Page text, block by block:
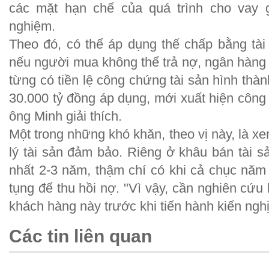
các mặt hạn chế của quá trình cho vay
nghiệm.
Theo đó, có thể áp dụng thế chấp bằng
nếu người mua không thể trả nợ, ngân
từng có tiền lệ công chứng tài sản hình
30.000 tỷ đồng áp dụng, mới xuất hiện
ông Minh giải thích.
Một trong những khó khăn, theo vị này, là
lý tài sản đảm bảo. Riêng ở khâu bán tài
nhất 2-3 năm, thậm chí có khi cả chục
tụng để thu hồi nợ. "Vì vậy, cần nghiên
khách hàng này trước khi tiến hành kiến
Các tin liên quan